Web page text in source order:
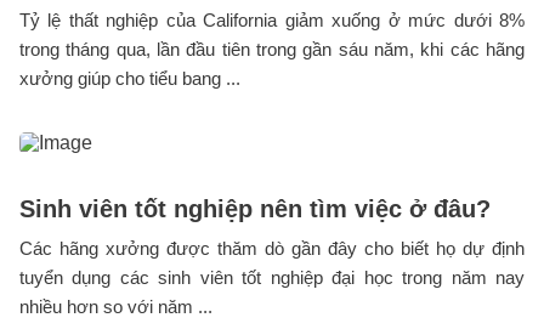
Tỷ lệ thất nghiệp của California giảm xuống ở mức dưới 8%
trong tháng qua, lần đầu tiên trong gần sáu năm, khi các hãng
xưởng giúp cho tiểu bang ...
Sinh viên tốt nghiệp nên tìm việc ở đâu?
Các hãng xưởng được thăm dò gần đây cho biết họ dự định
tuyển dụng các sinh viên tốt nghiệp đại học trong năm nay
nhiều hơn so với năm ...